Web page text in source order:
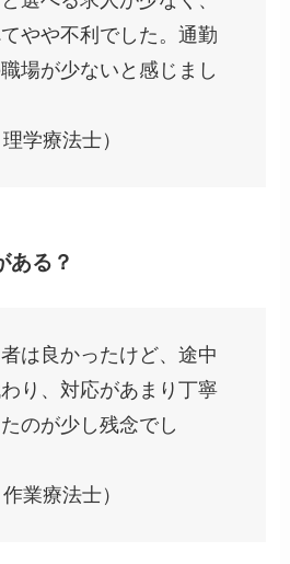
やや不利でした。通勤
場が少ないと感じまし
学療法士）
ある？
者は良かったけど、途中
り、対応があまり丁寧
のが少し残念でし
業療法士）